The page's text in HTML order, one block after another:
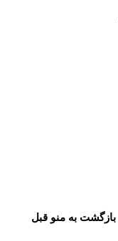
بازگشت به منو قبل